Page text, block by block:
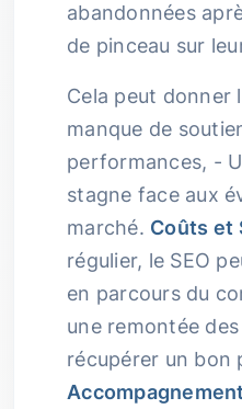
abandonnées
de pinceau sur
Cela peut donner
manque de
performances, -
stagne face aux
marché. Coûts et
régulier, le SEO
en parcours du
une remontée
récupérer un bon